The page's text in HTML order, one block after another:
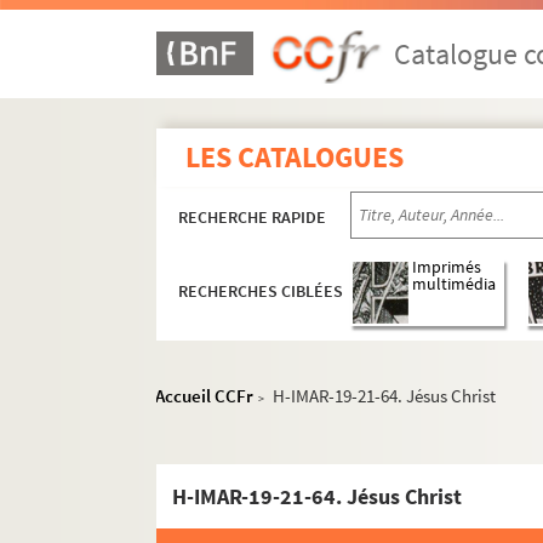
Catalogue
LES CATALOGUES
RECHERCHE RAPIDE
RECHERCHES CIBLÉES
Imprimés
multimédia
Accueil CCFr > H-IMAR-19-21-64. Jésus Christ
H-IMAR-19-21-64. Jésus Christ
Images du fonds Humbert, Images religieuses
H-IMAR-19-13-47. Saint-Esprit
H-IMAR-19-14-48. Saint-Esprit,